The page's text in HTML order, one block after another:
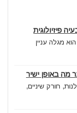
פיזיולוגית
מגלה עניין
מה באופן ישיר
חורק שיניים,